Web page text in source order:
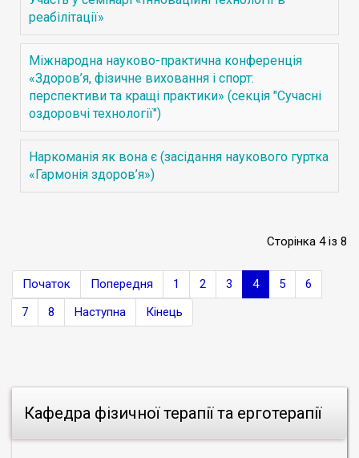
Кафедра фізичної терапії та ерготерапії
реабілітації»
Міжнародна науково-практична конференція
«Здоров’я, фізичне виховання і спорт:
перспективи та кращі практики» (секція "Сучасні
оздоровчі технології")
Наркоманія як вона є (засідання наукового гуртка
«Гармонія здоров’я»)
Сторінка 4 із 8
Початок Попередня 1 2 3 4 5
6
7
8 Наступна Кінець